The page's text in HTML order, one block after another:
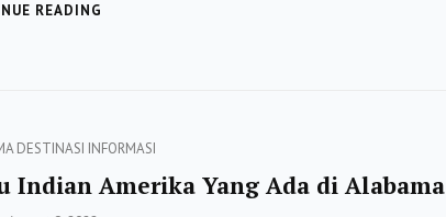
READING
DESTINASI INFORMASI
Indian Amerika Yang Ada di Alabama